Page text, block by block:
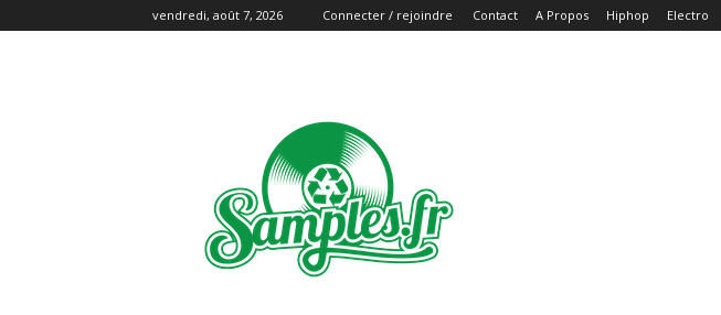
vendredi, août 7, 2026 Connecter / rejoindre Contact A Propos Hiphop Electro